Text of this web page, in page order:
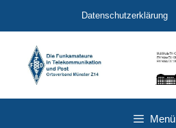
springen
Datenschutzerklärung
Menü